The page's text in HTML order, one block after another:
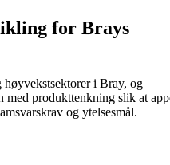
for Brays
høyvekstsektorer i Bray, og
produkttenkning slik at
og ytelsesmål.